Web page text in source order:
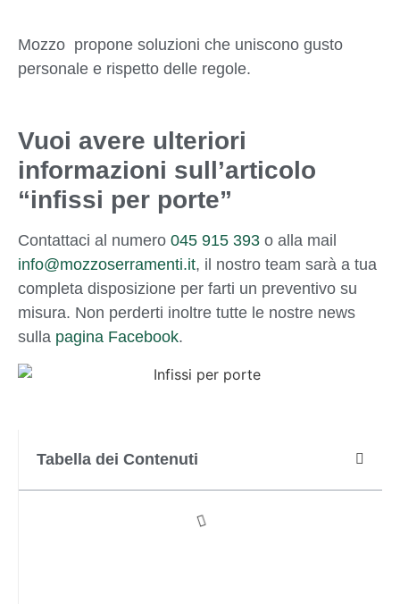
Mozzo propone soluzioni che uniscono gusto
personale e rispetto delle regole.
Vuoi avere ulteriori
informazioni sull’articolo
“infissi per porte”
Contattaci al numero 045 915 393 o alla mail
info@mozzoserramenti.it, il nostro team sarà a tua
completa disposizione per farti un preventivo su
misura. Non perderti inoltre tutte le nostre news
sulla pagina Facebook.
Tabella dei Contenuti